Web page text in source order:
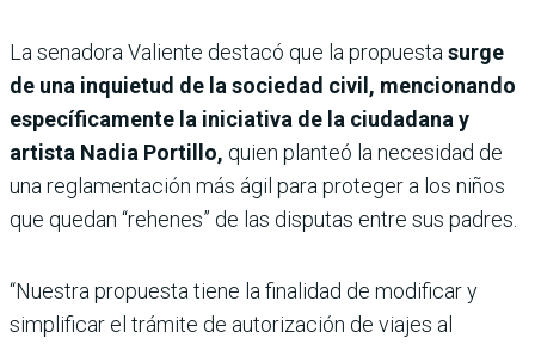
La senadora Valiente destacó que la propuesta surge
de una inquietud de la sociedad civil, mencionando
específicamente la iniciativa de la ciudadana y
artista Nadia Portillo, quien planteó la necesidad de
una reglamentación más ágil para proteger a los niños
que quedan “rehenes” de las disputas entre sus padres.
“Nuestra propuesta tiene la finalidad de modificar y
simplificar el trámite de autorización de viajes al